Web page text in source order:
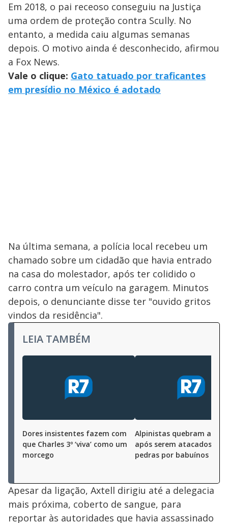
Em 2018, o pai receoso conseguiu na Justiça
uma ordem de proteção contra Scully. No
entanto, a medida caiu algumas semanas
depois. O motivo ainda é desconhecido, afirmou
a Fox News.
Vale o clique: Gato tatuado por traficantes
em presídio no México é adotado
Na última semana, a polícia local recebeu um
chamado sobre um cidadão que havia entrado
na casa do molestador, após ter colidido o
carro contra um veículo na garagem. Minutos
depois, o denunciante disse ter "ouvido gritos
vindos da residência".
LEIA TAMBÉM
Dores insistentes fazem com
que Charles 3º ‘viva’ como um
morcego
Alpinistas quebram as
após serem atacados
pedras por babuínos
Apesar da ligação, Axtell dirigiu até a delegacia
mais próxima, coberto de sangue, para
reportar às autoridades que havia assassinado